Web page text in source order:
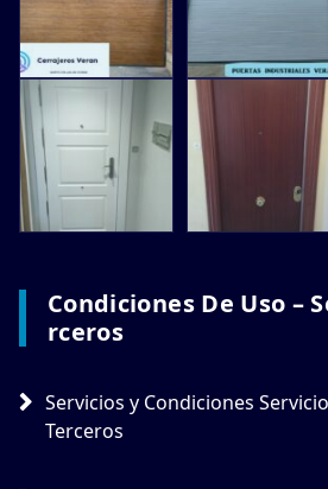
Condiciones De Uso –
Rceros
Servicios y Condiciones
Terceros